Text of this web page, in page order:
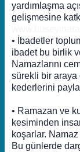
yardımlaşma
gelişmesine
• İbadetler
ibadet bu birlik
Namazlarını
sürekli bir
kederlerini
• Ramazan ve
kesiminden
koşarlar.
Bu günlerde